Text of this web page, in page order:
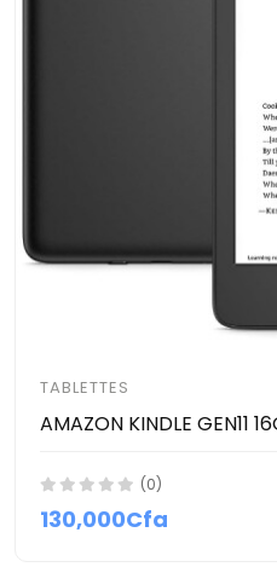
TABLETTES
AMAZON KINDLE GEN11
(0)
130,000Cfa